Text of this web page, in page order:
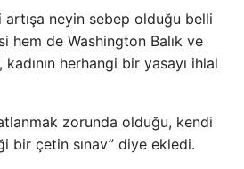
artışa neyin sebep olduğu belli
hem de Washington Balık ve
herhangi bir yasayı ihlal
zorunda olduğu, kendi
bir çetin sınav” diye ekledi.